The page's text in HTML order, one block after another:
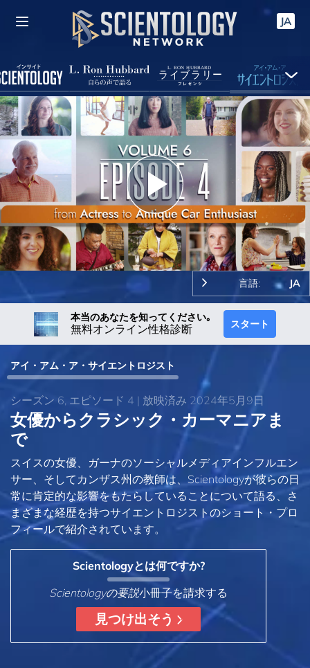
JA
Play
Video
言語: JA
本当のあなたを知ってください｡
無料オンライン性格診断 スタート
アイ・アム・ア・サイエントロジスト
シーズン 6, エピソード 4 | 放映済み 2024年5月9日
女優からクラシック・カーマニアま
で
スイスの女優、ガーナのソーシャルメディアインフルエン
サー、そしてカンザス州の教師は、Scientologyが彼らの日
常に肯定的な影響をもたらしていることについて語る、さ
まざまな経歴を持つサイエントロジストのショート・プロ
フィールで紹介されています。
Scientologyとは何ですか?
Scientologyの要説小冊子を請求する
見つけ出そう